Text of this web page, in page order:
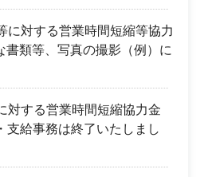
に対する営業時間短縮等協力
書類等、写真の撮影（例）に
対する営業時間短縮協力金
支給事務は終了いたしまし